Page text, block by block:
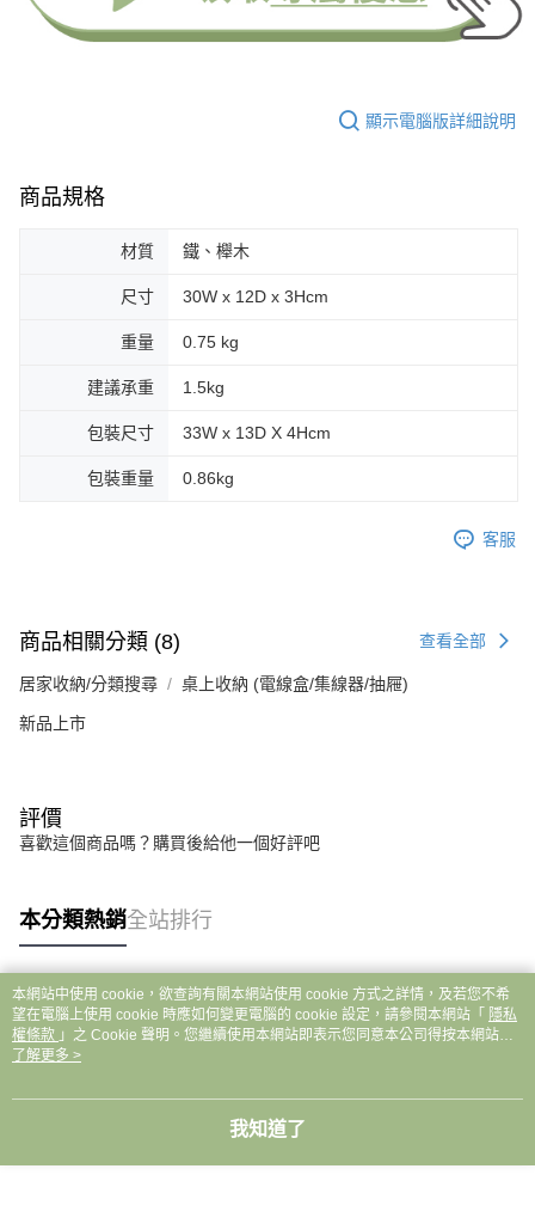
顯示電腦版詳細說明
商品規格
材質 鐵、櫸木
尺寸 30W x 12D x 3Hcm
重量 0.75 kg
建議承重 1.5kg
包裝尺寸 33W x 13D X 4Hcm
包裝重量 0.86kg
客服
商品相關分類 (8) 查看全部
居家收納/分類搜尋 桌上收納 (電線盒/集線器/抽屜)
新品上市
評價
喜歡這個商品嗎？購買後給他一個好評吧
本分類熱銷全站排行
熱門標籤
本網站中使用 cookie，欲查詢有關本網站使用 cookie 方式之詳情，及若您不希
望在電腦上使用 cookie 時應如何變更電腦的 cookie 設定，請參閱本網站「 隱私
權條款 」之 Cookie 聲明。您繼續使用本網站即表示您同意本公司得按本網站使
用條款之 Cookie 聲明使用 cookie。
了解更多 >
我知道了